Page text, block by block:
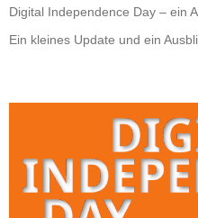
Digital Independence Day – ein
Ein kleines Update und ein